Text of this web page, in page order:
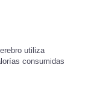
utiliza
consumidas